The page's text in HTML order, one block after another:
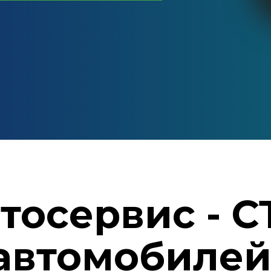
-